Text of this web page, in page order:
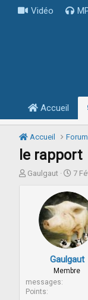
Vidéo
Accueil
Accueil
le rapport
I
d
e
Gaulgaut
D
t
e
d
e
d
é
b
u
7
Gaulgaut
Membre
messages
Points